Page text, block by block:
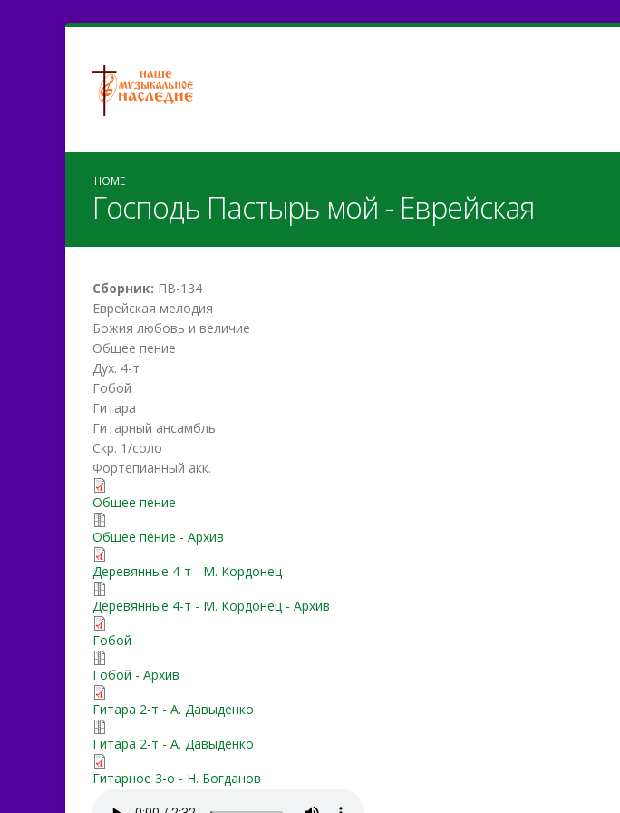
HOME
Господь Пастырь мой - Еврейская
Сборник: ПВ-134
Еврейская мелодия
Божия любовь и величие
Общее пение
Дух. 4-т
Гобой
Гитара
Гитарный ансамбль
Скр. 1/соло
Фортепианный акк.
G-Pastyrj-moy(134).pdf
Общее пение
G-Pastyrj-moy(134).zip
Общее пение - Архив
Gospodj-Pastirj_moy_(derevo)+.pdf
Деревянные 4-т - М. Кордонец
Gospodj-Pastirj_moy_(derevo)+.zip
Деревянные 4-т - М. Кордонец - Архив
G-pastyrj-moj-ob.pdf
Гобой
G-pastyrj-moj-ob.zip
Гобой - Архив
G-Pastyrj-moy-git2t.pdf
Гитара 2-т - А. Давыденко
G-Pastyrj-moy-git2t.zip
Гитара 2-т - А. Давыденко
Gospodj_Pastirj_moy_Full_Score.pdf
Гитарное 3-о - Н. Богданов